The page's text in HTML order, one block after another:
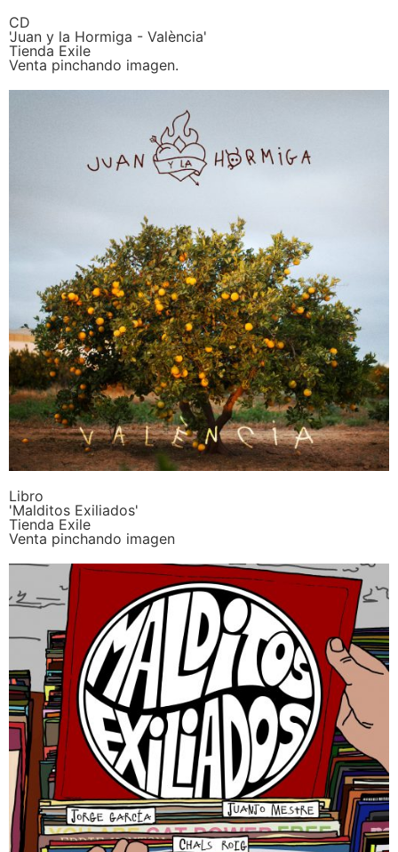
CD
'Juan y la Hormiga - València'
Tienda Exile
Venta pinchando imagen.
Libro
'Malditos Exiliados'
Tienda Exile
Venta pinchando imagen